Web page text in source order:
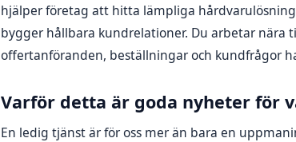
hjälper företag att hitta lämpliga
bygger hållbara kundrelationer. Du arbetar nära
offertanföranden, beställningar och kundfrågor
Varför detta är goda nyheter för
En ledig tjänst är för oss mer än bara en